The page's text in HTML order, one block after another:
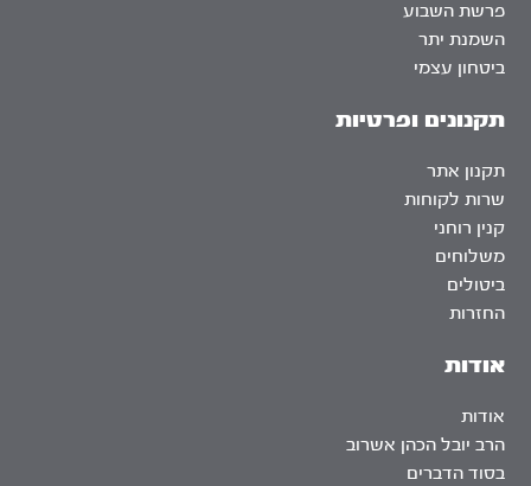
אודות
אודות
הרב יובל הכהן אשרוב
בסוד הדברים
פרשת השבוע
השמנת יתר
ביטחון עצמי
תקנונים ופרטיות
תקנון אתר
שרות לקוחות
קנין רוחני
משלוחים
ביטולים
החזרות